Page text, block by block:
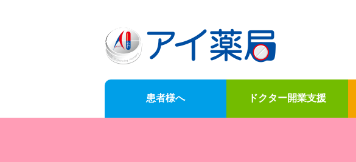
患者様へ ドクター開業支援